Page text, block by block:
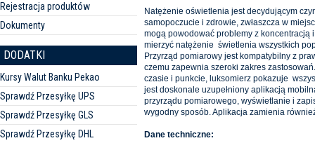
Rejestracja produktów
Dokumenty
DODATKI
Kursy Walut Banku Pekao
Sprawdź Przesyłkę UPS
Sprawdź Przesyłkę GLS
Sprawdź Przesyłkę DHL
Natężenie oświetlenia jest decydującym
samopoczucie i zdrowie, zwłaszcza w
mogą powodować problemy z koncentracją
mierzyć natężenie świetlenia wszystkich
Przyrząd pomiarowy jest kompatybilny z
czemu zapewnia szeroki zakres
czasie i punkcie, luksomierz pokazuje
jest doskonale uzupełniony aplikacją
przyrządu pomiarowego, wyświetlanie i
wygodny sposób. Aplikacja zamienia
Dane techniczne: